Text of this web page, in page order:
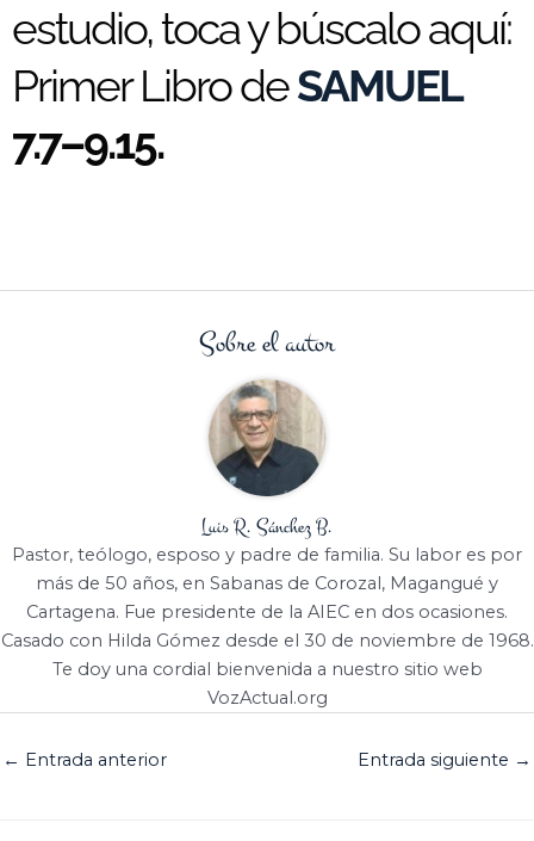
estudio, toca y búscalo aquí:
Primer Libro deSAMUEL
7.7–9.15.
Sobre el autor
Luis R. Sánchez B.
Pastor, teólogo, esposo y padre de familia. Su labor es por
más de 50 años, en Sabanas de Corozal, Magangué y
Cartagena. Fue presidente de la AIEC en dos ocasiones.
Casado con Hilda Gómez desde el 30 de noviembre de 1968.
Te doy una cordial bienvenida a nuestro sitio web
VozActual.org
← Entrada anterior Entrada siguiente →